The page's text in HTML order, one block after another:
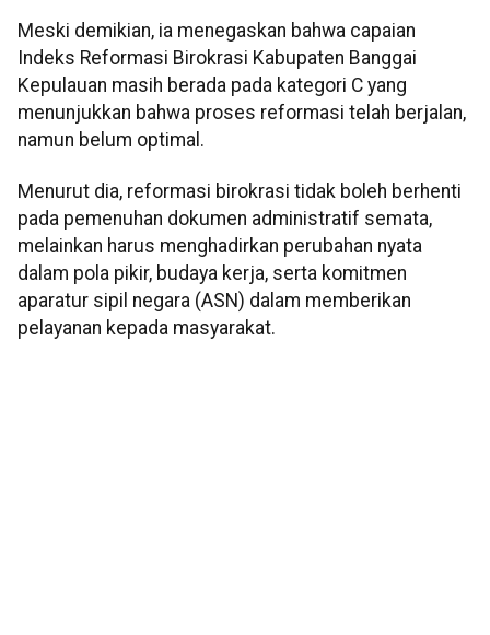
Meski demikian, ia menegaskan bahwa capaian
Indeks Reformasi Birokrasi Kabupaten Banggai
Kepulauan masih berada pada kategori C yang
menunjukkan bahwa proses reformasi telah berjalan,
namun belum optimal.
Menurut dia, reformasi birokrasi tidak boleh berhenti
pada pemenuhan dokumen administratif semata,
melainkan harus menghadirkan perubahan nyata
dalam pola pikir, budaya kerja, serta komitmen
aparatur sipil negara (ASN) dalam memberikan
pelayanan kepada masyarakat.